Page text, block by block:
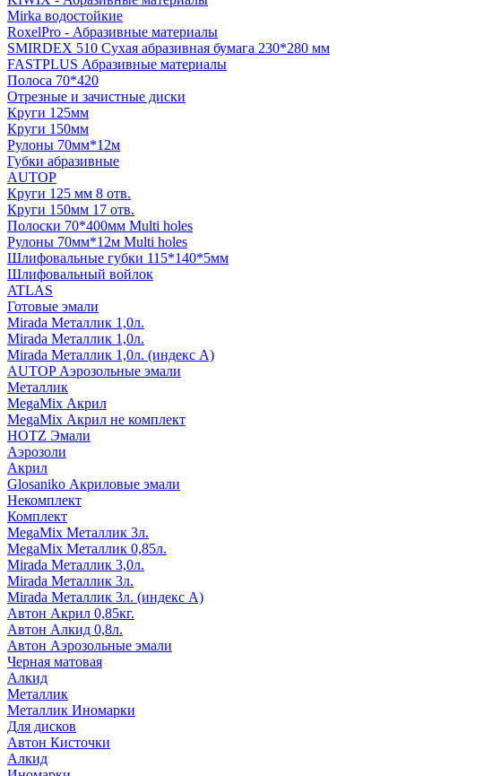
Mirka водостойкие
RoxelPro - Абразивные материалы
SMIRDEX 510 Сухая абразивная бумага 230*280 мм
FASTPLUS Абразивные материалы
Полоса 70*420
Отрезные и зачистные диски
Круги 125мм
Круги 150мм
Рулоны 70мм*12м
Губки абразивные
AUTOP
Круги 125 мм 8 отв.
Круги 150мм 17 отв.
Полоски 70*400мм Multi holes
Рулоны 70мм*12м Multi holes
Шлифовальные губки 115*140*5мм
Шлифовальный войлок
ATLAS
Готовые эмали
Mirada Металлик 1,0л.
Mirada Металлик 1,0л.
Mirada Металлик 1,0л. (индекс А)
AUTOP Аэрозольные эмали
Металлик
MegaMix Акрил
MegaMix Акрил не комплект
HOTZ Эмали
Аэрозоли
Акрил
Glosaniko Акриловые эмали
Некомплект
Комплект
MegaMix Металлик 3л.
MegaMix Металлик 0,85л.
Mirada Металлик 3,0л.
Mirada Металлик 3л.
Mirada Металлик 3л. (индекс А)
Автон Акрил 0,85кг.
Автон Алкид 0,8л.
Автон Аэрозольные эмали
Черная матовая
Алкид
Металлик
Металлик Иномарки
Для дисков
Автон Кисточки
Алкид